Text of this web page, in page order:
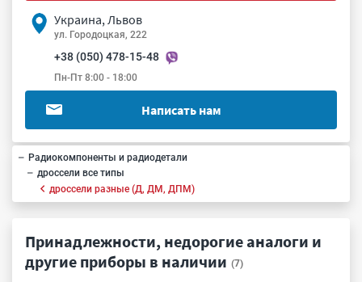
Украина, Львов
ул. Городоцкая, 222
+38 (050) 478-15-48
Пн-Пт 8:00 - 18:00
Написать нам
Радиокомпоненты и радиодетали
дроссели все типы
дроссели разные (Д, ДМ, ДПМ)
Принадлежности, недорогие аналоги и
другие приборы в наличии (7)